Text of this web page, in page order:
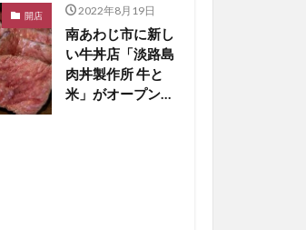
開店 2022年8月19日
南あわじ市に新し
い牛丼店「淡路島
肉丼製作所 牛と
米」がオープン